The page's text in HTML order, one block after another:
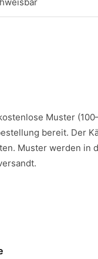
Muster
bereit. Der
Muster werden in